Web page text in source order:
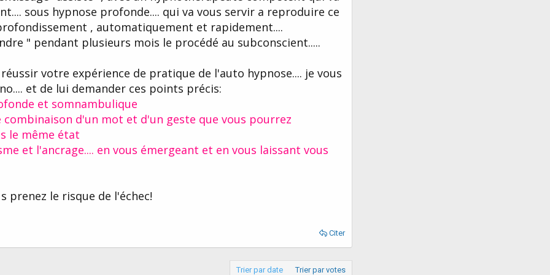
sous hypnose profonde.... qui va vous servir a reproduire ce
, automatiquement et rapidement....
" pendant plusieurs mois le procédé au subconscient.....
votre expérience de pratique de l'auto hypnose.... je vous
et de lui demander ces points précis:
et somnambulique
combinaison d'un mot et d'un geste que vous pourrez
le même état
et l'ancrage.... en vous émergeant et en vous laissant vous
prenez le risque de l'échec!
Citer
Trier par date Trier par votes